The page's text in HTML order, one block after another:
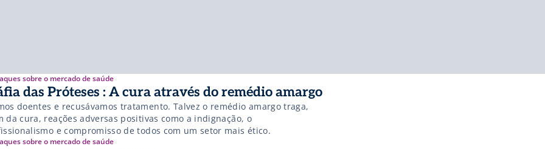
sobre o mercado de saúde
das Próteses : A cura através do remédio amargo
doentes e recusávamos tratamento. Talvez o remédio amargo traga,
da cura, reações adversas positivas como a indignação, o
e compromisso de todos com um setor mais ético.
sobre o mercado de saúde